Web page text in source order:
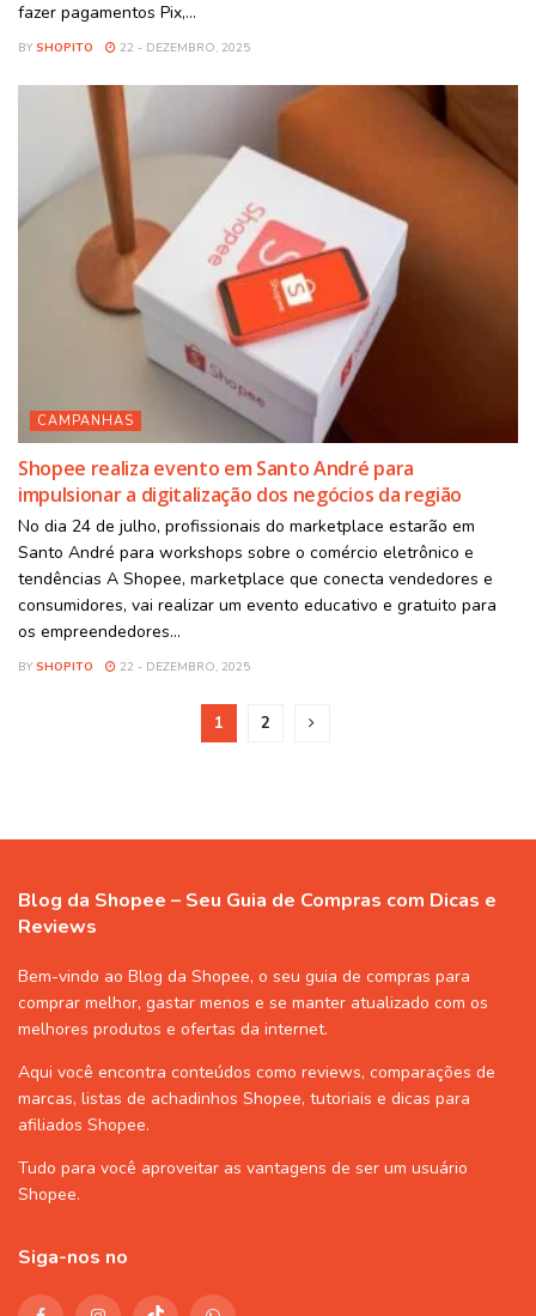
fazer pagamentos Pix,...
BY SHOPITO 22 - DEZEMBRO, 2025
CAMPANHAS
Shopee realiza evento em Santo André para
impulsionar a digitalização dos negócios da região
No dia 24 de julho, profissionais do marketplace estarão em
Santo André para workshops sobre o comércio eletrônico e
tendências A Shopee, marketplace que conecta vendedores e
consumidores, vai realizar um evento educativo e gratuito para
os empreendedores...
BY SHOPITO 22 - DEZEMBRO, 2025
1 2
Blog da Shopee – Seu Guia de Compras com Dicas e
Reviews
Bem-vindo ao Blog da Shopee, o seu guia de compras para
comprar melhor, gastar menos e se manter atualizado com os
melhores produtos e ofertas da internet.
Aqui você encontra conteúdos como reviews, comparações de
marcas, listas de achadinhos Shopee, tutoriais e dicas para
afiliados Shopee.
Tudo para você aproveitar as vantagens de ser um usuário
Shopee.
Siga-nos no